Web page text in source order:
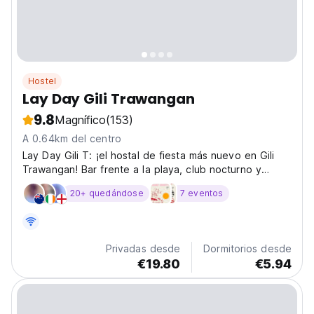
Hostel
Lay Day Gili Trawangan
9.8Magnífico(153)
A 0.64km del centro
Lay Day Gili T: ¡el hostal de fiesta más nuevo en Gili
Trawangan! Bar frente a la playa, club nocturno y
piscina, es uno de los mejores hostales para viajes
sociales y noches inolvidables. (Auto-translated from
20+ quedándose 7 eventos
Privadas desde
€19.80
Dormitorios desde
€5.94